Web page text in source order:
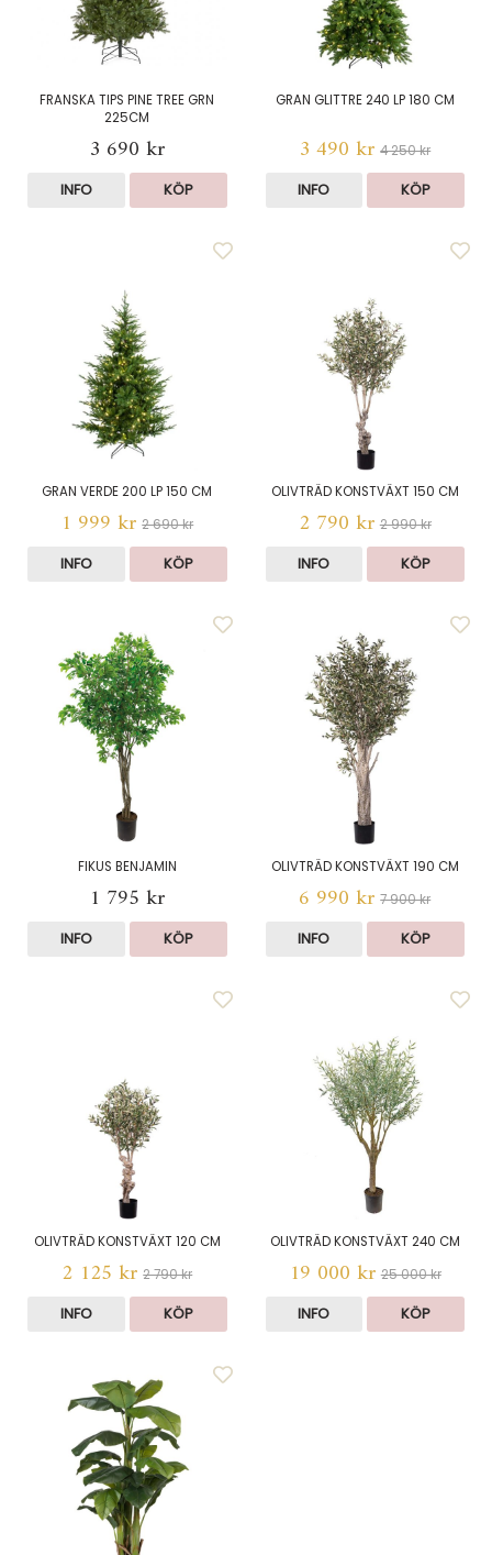
FRANSKA TIPS PINE TREE GRN
225CM
3 690 kr
INFO KÖP
GRAN GLITTRE 240 LP 180 CM
3 490 kr 4 250 kr
INFO KÖP
GRAN VERDE 200 LP 150 CM
1 999 kr 2 690 kr
INFO KÖP
OLIVTRÄD KONSTVÄXT 150 CM
2 790 kr 2 990 kr
INFO KÖP
FIKUS BENJAMIN
1 795 kr
INFO KÖP
OLIVTRÄD KONSTVÄXT 190 CM
6 990 kr 7 900 kr
INFO KÖP
OLIVTRÄD KONSTVÄXT 120 CM
2 125 kr 2 790 kr
INFO KÖP
OLIVTRÄD KONSTVÄXT 240 CM
19 000 kr 25 000 kr
INFO KÖP